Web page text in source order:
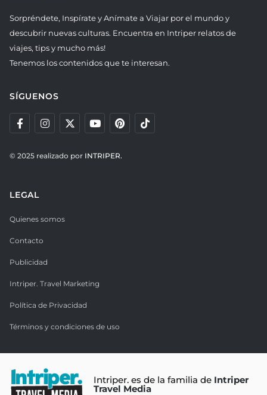
Sorpréndete, Inspírate y Anímate a Viajar por el mundo y
descubrir nuevas culturas. Encuentra en Intriper relatos de
viajes, tips y mucho más!
Tenemos los contenidos que te interesan.
SÍGUENOS
© 2025 realizado por INTRIPER.
LEGAL
Quienes somos
Contacto
Publicidad
Intriper. Travel Marketing
Política de Privacidad
Términos y condiciones de uso
Intriper. es de la familia de Intriper
Travel Media